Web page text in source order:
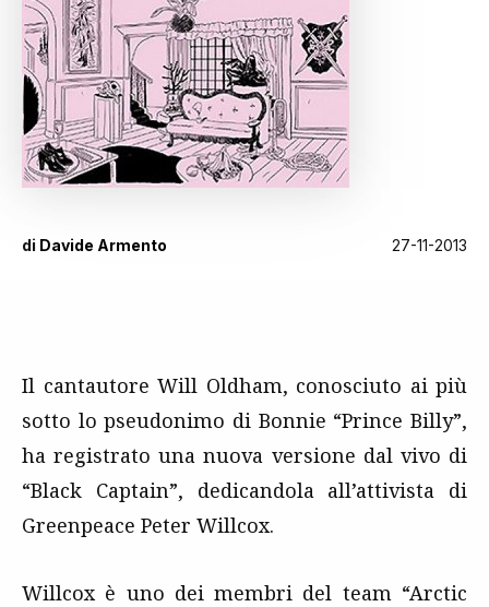
di Davide Armento 27-11-2013
Il cantautore Will Oldham, conosciuto ai più
sotto lo pseudonimo di Bonnie “Prince Billy”,
ha registrato una nuova versione dal vivo di
“Black Captain”, dedicandola all’attivista di
Greenpeace Peter Willcox.
Willcox è uno dei membri del team “Arctic